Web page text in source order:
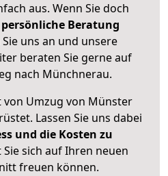
aus. Wenn Sie doch
persönliche Beratung
uns an und unsere
beraten Sie gerne auf
nach Münchnerau.
Umzug von Münster
Lassen Sie uns dabei
und die Kosten zu
Sie sich auf Ihren neuen
freuen können.